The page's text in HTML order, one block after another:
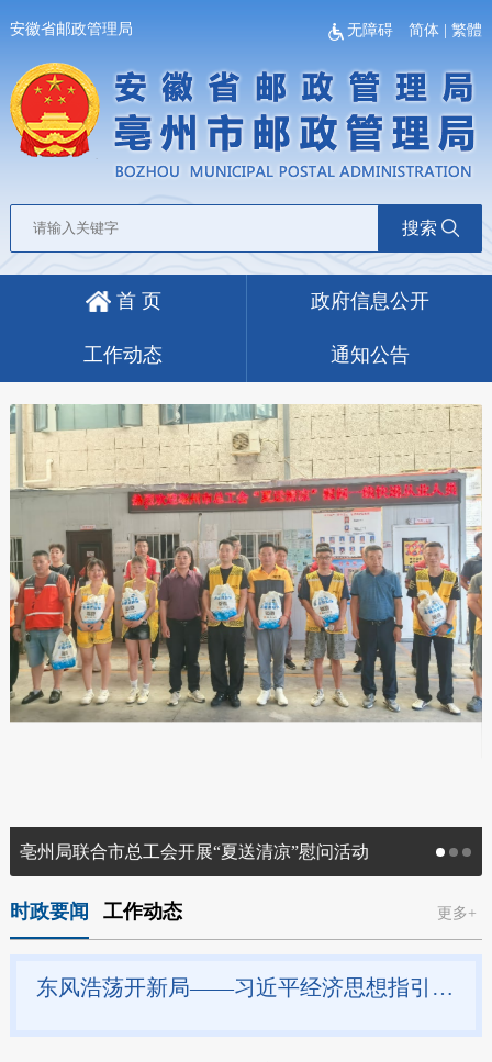
安徽省邮政管理局 无障碍 简体 |繁體
搜索
首 页 政府信息公开
工作动态 通知公告
亳州局联合市总工会开展“夏送清凉”慰问活动
时政要闻 工作动态 更多+
东风浩荡开新局——习近平经济思想指引中国经济高质量发展行稳致远